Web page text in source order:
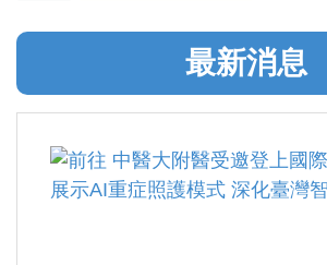
最新消息